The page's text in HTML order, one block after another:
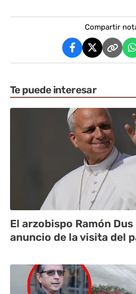
Compartir
Te puede interesar
El arzobispo Ramón
anuncio de la visita del